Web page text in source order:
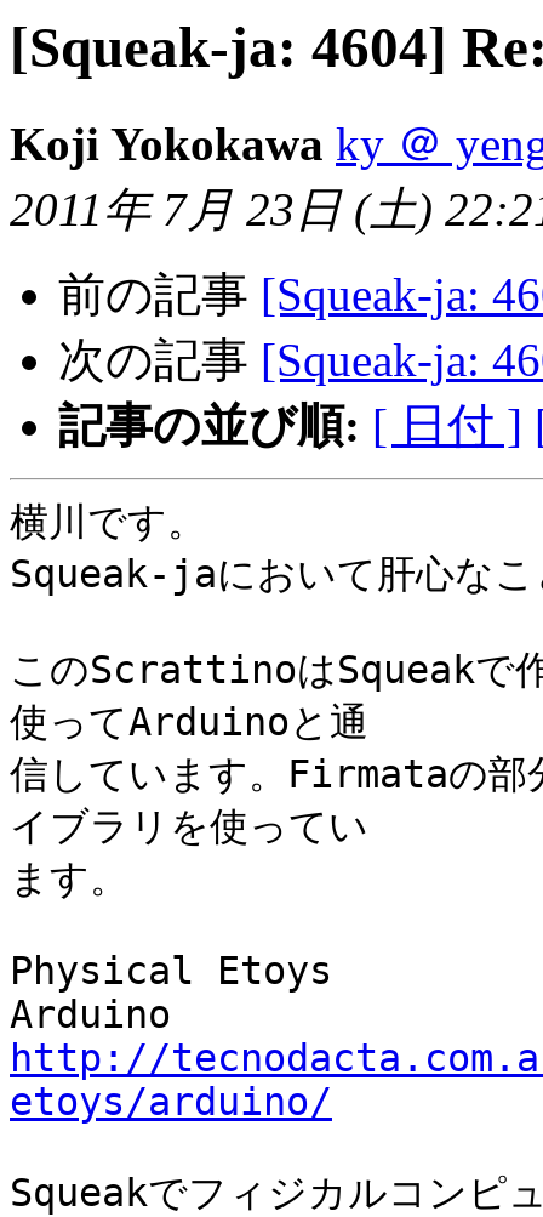
[Squeak-ja: 4604]
Koji Yokokawa ky ＠
2011年 7月 23日 (土)
前の記事 [Squeak-ja:
次の記事 [Squeak-ja:
記事の並び順: [ 日付 ]
横川です。
Squeak-jaにおいて肝心なこ
このScrattinoはSqueakで
使ってArduinoと通
信しています。Firmataの
イブラリを使ってい
ます。
Physical Etoys
http://
etoys/arduino/
Squeakでフィジカルコンピ